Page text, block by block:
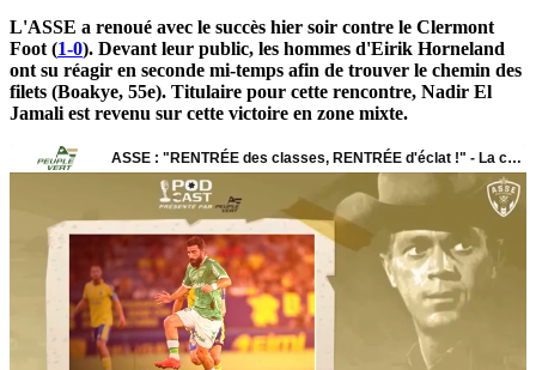
L'ASSE a renoué avec le succès hier soir contre le Clermont
Foot (1-0). Devant leur public, les hommes d'Eirik Horneland
ont su réagir en seconde mi-temps afin de trouver le chemin des
filets (Boakye, 55e). Titulaire pour cette rencontre, Nadir El
Jamali est revenu sur cette victoire en zone mixte.